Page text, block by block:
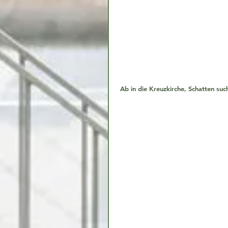
Ab in die Kreuzkirche, Schatten